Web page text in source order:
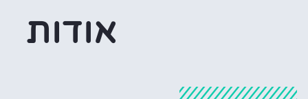
אודות